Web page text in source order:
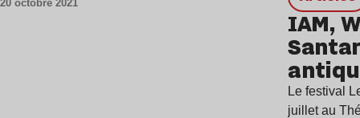
20 octobre 2021
IAM,
Le festival
juillet au